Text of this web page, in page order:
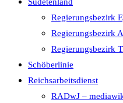
Regierungsbezirk
Regierungsbezirk
Regierungsbezirk
Schöberlinie
Reichsarbeitsdienst
RADwJ –